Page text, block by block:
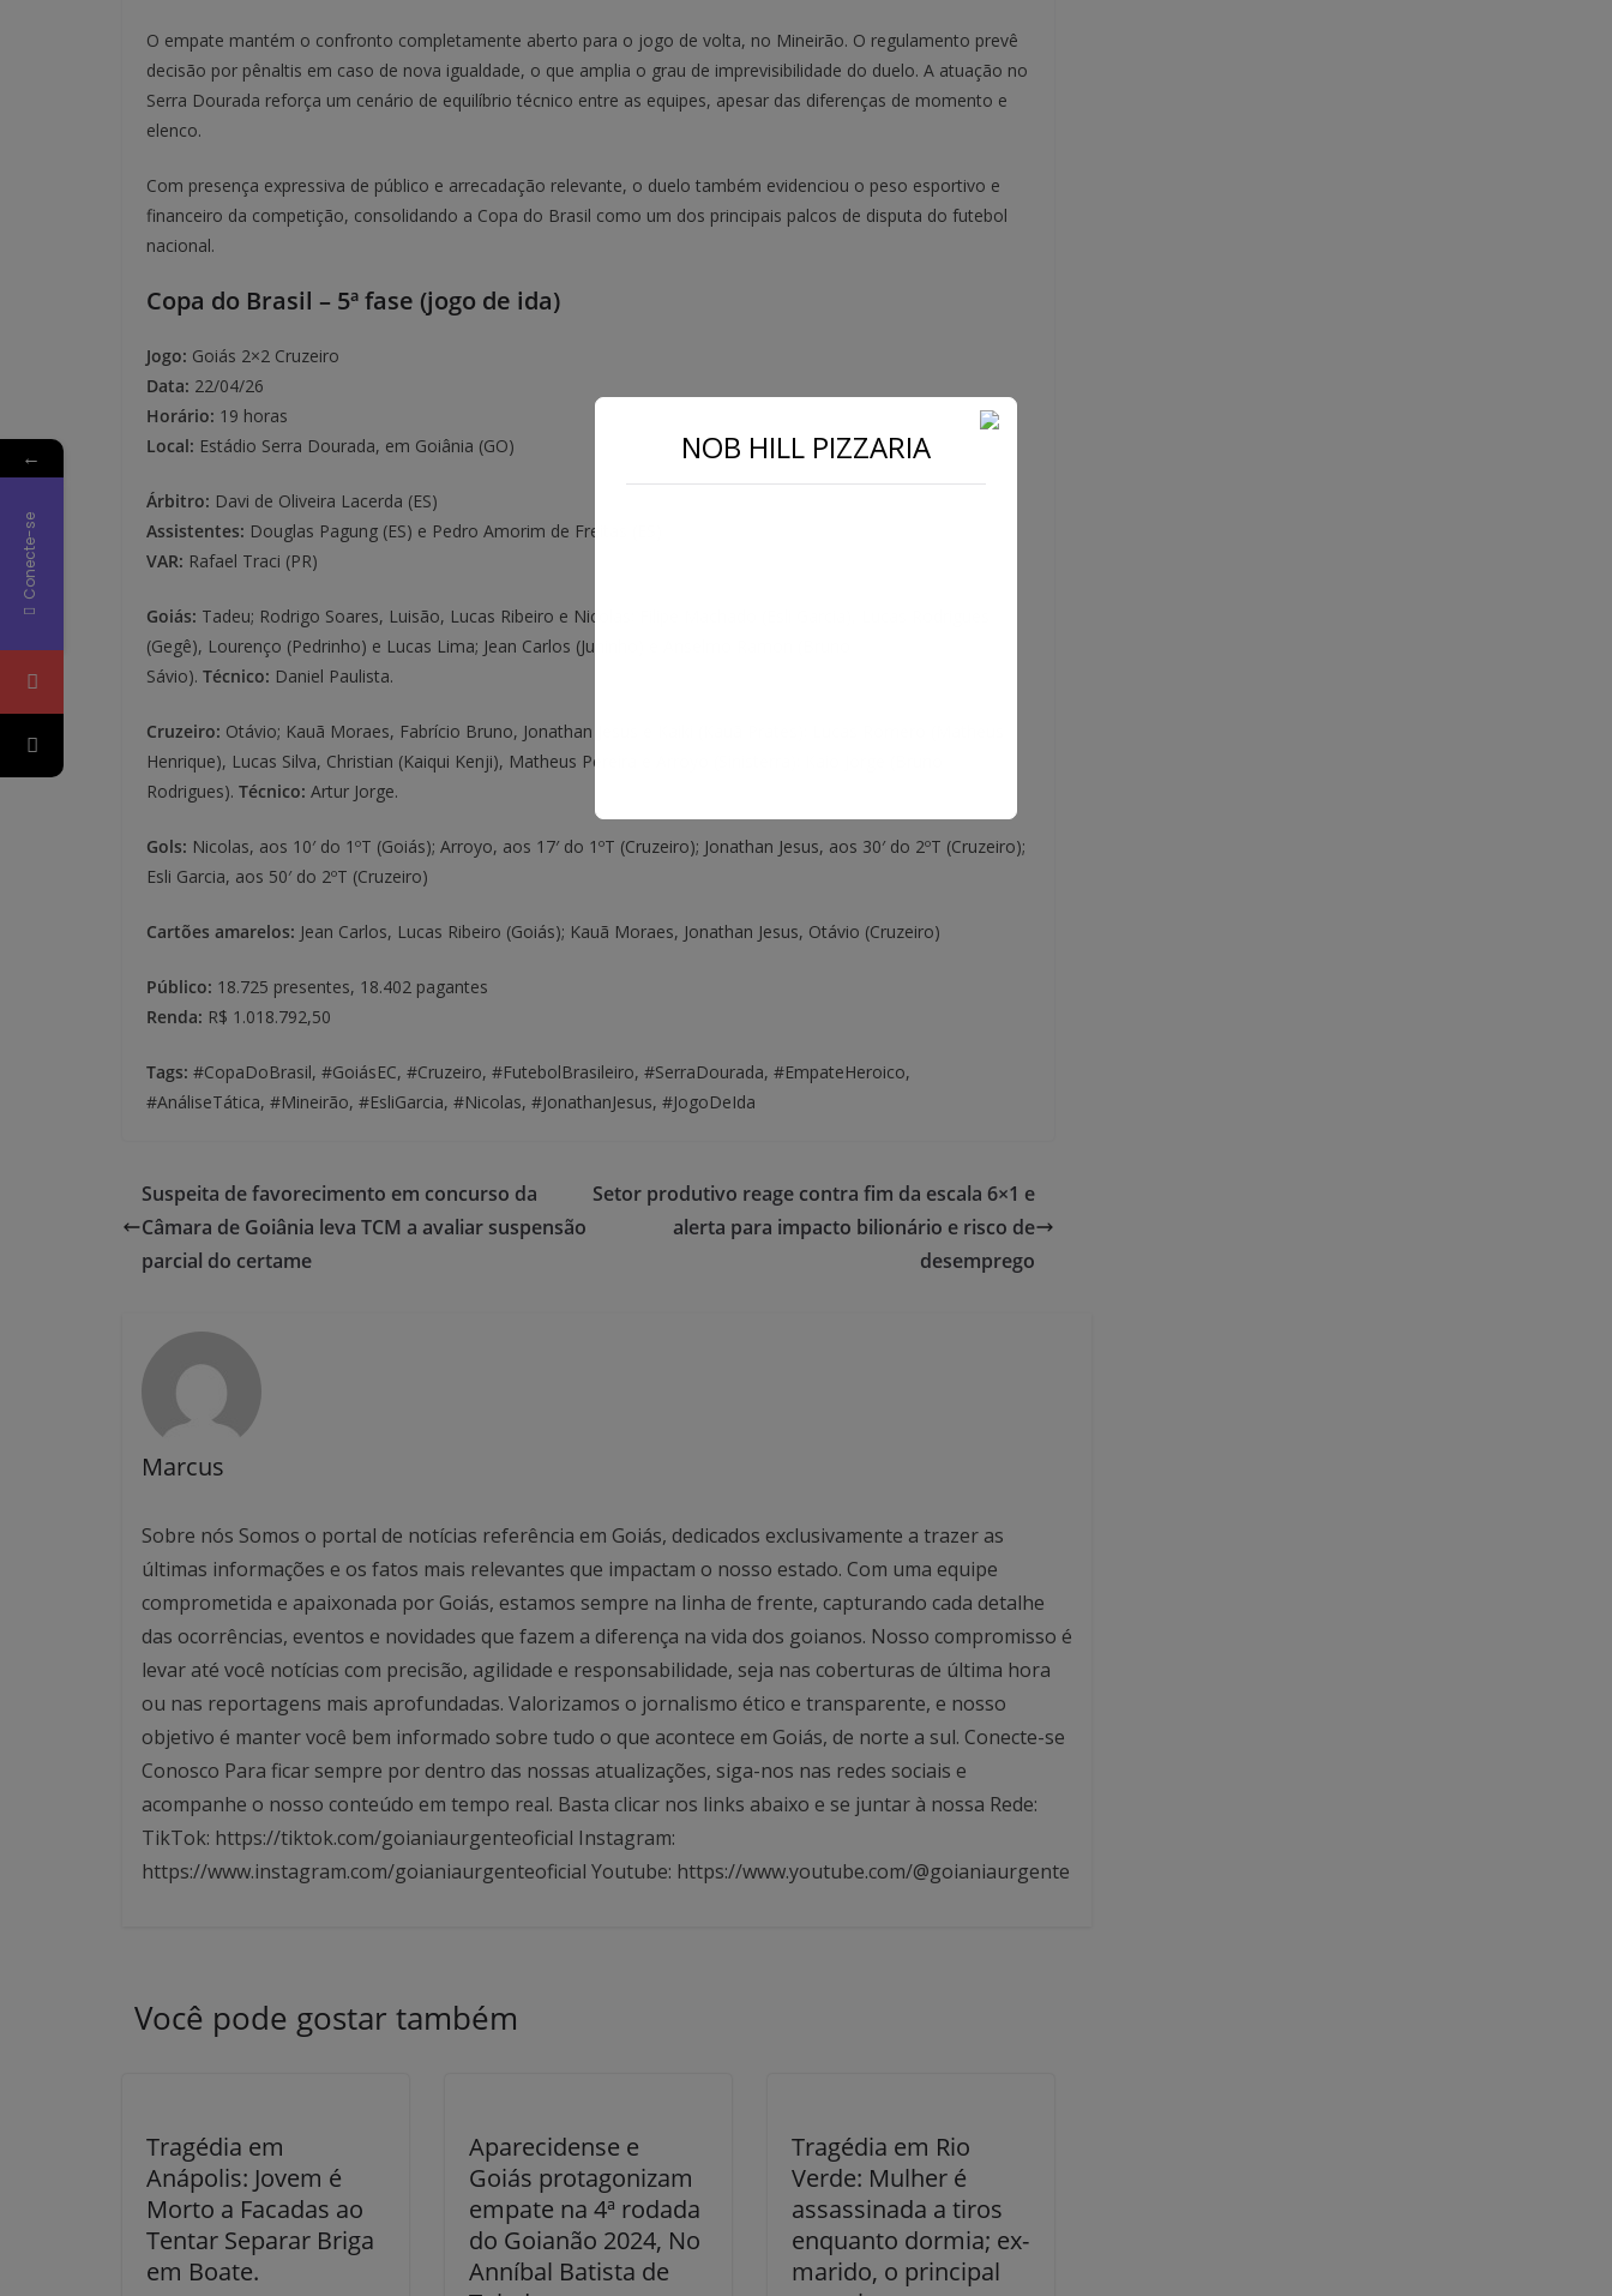
O empate mantém o confronto completamente aberto para o jogo de volta, no Mineirão. O regulamento prevê
decisão por pênaltis em caso de nova igualdade, o que amplia o grau de imprevisibilidade do duelo. A atuação no
Serra Dourada reforça um cenário de equilíbrio técnico entre as equipes, apesar das diferenças de momento e
elenco.
Com presença expressiva de público e arrecadação relevante, o duelo também evidenciou o peso esportivo e
financeiro da competição, consolidando a Copa do Brasil como um dos principais palcos de disputa do futebol
nacional.
Copa do Brasil – 5ª fase (jogo de ida)
Jogo: Goiás 2×2 Cruzeiro
Data: 22/04/26
Horário: 19 horas
Local: Estádio Serra Dourada, em Goiânia (GO)
Árbitro: Davi de Oliveira Lacerda (ES)
Assistentes: Douglas Pagung (ES) e Pedro Amorim de Freitas (ES)
VAR: Rafael Traci (PR)
Goiás: Tadeu; Rodrigo Soares, Luisão, Lucas Ribeiro e Nicolas; Filipe Machado (Esli Garcia), Lucas Rodrigues
(Gegê), Lourenço (Pedrinho) e Lucas Lima; Jean Carlos (Juninho) e Anselmo Ramon (Bruno
Sávio). Técnico: Daniel Paulista.
Cruzeiro: Otávio; Kauã Moraes, Fabrício Bruno, Jonathan Jesus e Kaiki (Kauã Prates); Lucas Romero (Matheus
Henrique), Lucas Silva, Christian (Kaiqui Kenji), Matheus Pereira e Arroyo (Sinisterra); Kaio Jorge (Bruno
Rodrigues). Técnico: Artur Jorge.
Gols: Nicolas, aos 10′ do 1ºT (Goiás); Arroyo, aos 17′ do 1ºT (Cruzeiro); Jonathan Jesus, aos 30′ do 2ºT (Cruzeiro);
Esli Garcia, aos 50′ do 2ºT (Cruzeiro)
Cartões amarelos: Jean Carlos, Lucas Ribeiro (Goiás); Kauã Moraes, Jonathan Jesus, Otávio (Cruzeiro)
Público: 18.725 presentes, 18.402 pagantes
Renda: R$ 1.018.792,50
Tags: #CopaDoBrasil, #GoiásEC, #Cruzeiro, #FutebolBrasileiro, #SerraDourada, #EmpateHeroico,
#AnáliseTática, #Mineirão, #EsliGarcia, #Nicolas, #JonathanJesus, #JogoDeIda
Suspeita de favorecimento em concurso da
Câmara de Goiânia leva TCM a avaliar suspensão
parcial do certame
Setor produtivo reage contra fim da escala 6×1 e
alerta para impacto bilionário e risco de
desemprego
Marcus
Sobre nós Somos o portal de notícias referência em Goiás, dedicados exclusivamente a trazer as
últimas informações e os fatos mais relevantes que impactam o nosso estado. Com uma equipe
comprometida e apaixonada por Goiás, estamos sempre na linha de frente, capturando cada detalhe
das ocorrências, eventos e novidades que fazem a diferença na vida dos goianos. Nosso compromisso é
levar até você notícias com precisão, agilidade e responsabilidade, seja nas coberturas de última hora
ou nas reportagens mais aprofundadas. Valorizamos o jornalismo ético e transparente, e nosso
objetivo é manter você bem informado sobre tudo o que acontece em Goiás, de norte a sul. Conecte-se
Conosco Para ficar sempre por dentro das nossas atualizações, siga-nos nas redes sociais e
acompanhe o nosso conteúdo em tempo real. Basta clicar nos links abaixo e se juntar à nossa Rede:
TikTok: https://tiktok.com/goianiaurgenteoficial Instagram:
https://www.instagram.com/goianiaurgenteoficial Youtube: https://www.youtube.com/@goianiaurgente
Você pode gostar também
Tragédia em
Anápolis: Jovem é
Morto a Facadas ao
Tentar Separar Briga
em Boate.
Aparecidense e
Goiás protagonizam
empate na 4ª rodada
do Goianão 2024, No
Anníbal Batista de
Tragédia em Rio
Verde: Mulher é
assassinada a tiros
enquanto dormia; ex-
marido, o principal
←
Conecte-se
NOB HILL PIZZARIA